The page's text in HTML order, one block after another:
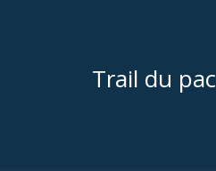
Trail du